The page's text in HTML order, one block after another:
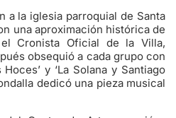
iglesia parroquial de Santa
una aproximación histórica de
Cronista Oficial de la Villa,
obsequió a cada grupo con
y ‘La Solana y Santiago
dedicó una pieza musical